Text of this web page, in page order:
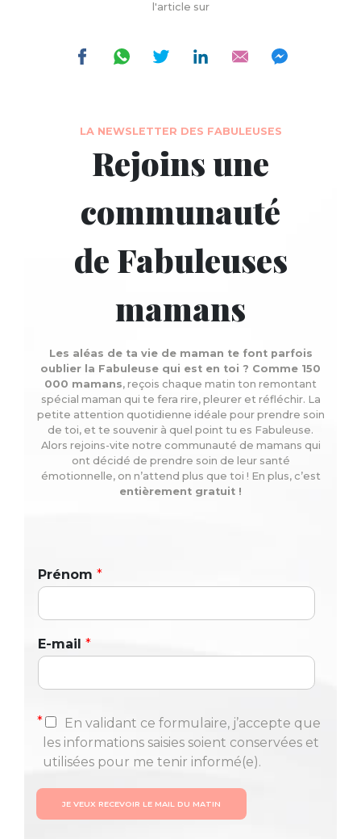
l'article sur
LA NEWSLETTER DES FABULEUSES
Rejoins une
communauté
de Fabuleuses
mamans
Les aléas de ta vie de maman te font parfois
oublier la Fabuleuse qui est en toi ? Comme 150
000 mamans, reçois chaque matin ton remontant
spécial maman qui te fera rire, pleurer et réfléchir. La
petite attention quotidienne idéale pour prendre soin
de toi, et te souvenir à quel point tu es Fabuleuse.
Alors rejoins-vite notre communauté de mamans qui
ont décidé de prendre soin de leur santé
émotionnelle, on n’attend plus que toi ! En plus, c’est
entièrement gratuit !
Prénom *
E-mail *
*
En validant ce formulaire, j’accepte que
les informations saisies soient conservées et
utilisées pour me tenir informé(e).
JE VEUX RECEVOIR LE MAIL DU MATIN